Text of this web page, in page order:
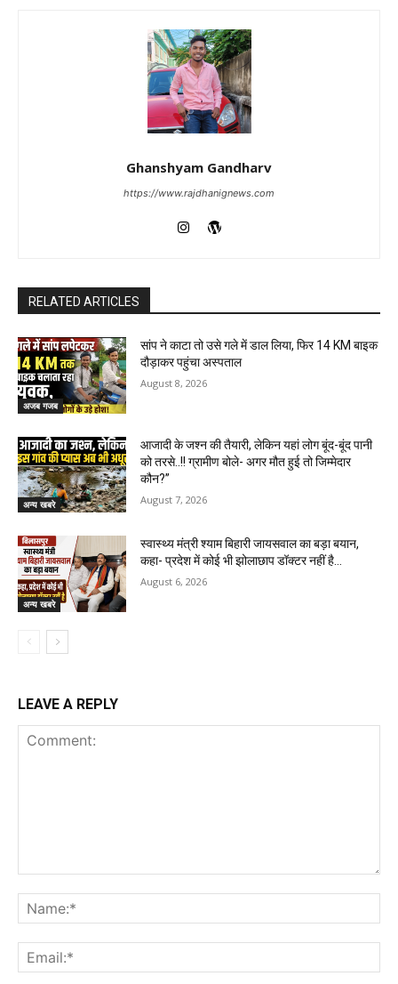
Ghanshyam Gandharv
https://www.rajdhanignews.com
RELATED ARTICLES
अजब गजब
सांप ने काटा तो उसे गले में डाल लिया, फिर 14 KM बाइक
दौड़ाकर पहुंचा अस्पताल
August 8, 2026
अन्य खबरे
आजादी के जश्न की तैयारी, लेकिन यहां लोग बूंद-बूंद पानी
को तरसे..!! ग्रामीण बोले- अगर मौत हुई तो जिम्मेदार
कौन?”
August 7, 2026
अन्य खबरे
स्वास्थ्य मंत्री श्याम बिहारी जायसवाल का बड़ा बयान,
कहा- प्रदेश में कोई भी झोलाछाप डॉक्टर नहीं है…
August 6, 2026
LEAVE A REPLY